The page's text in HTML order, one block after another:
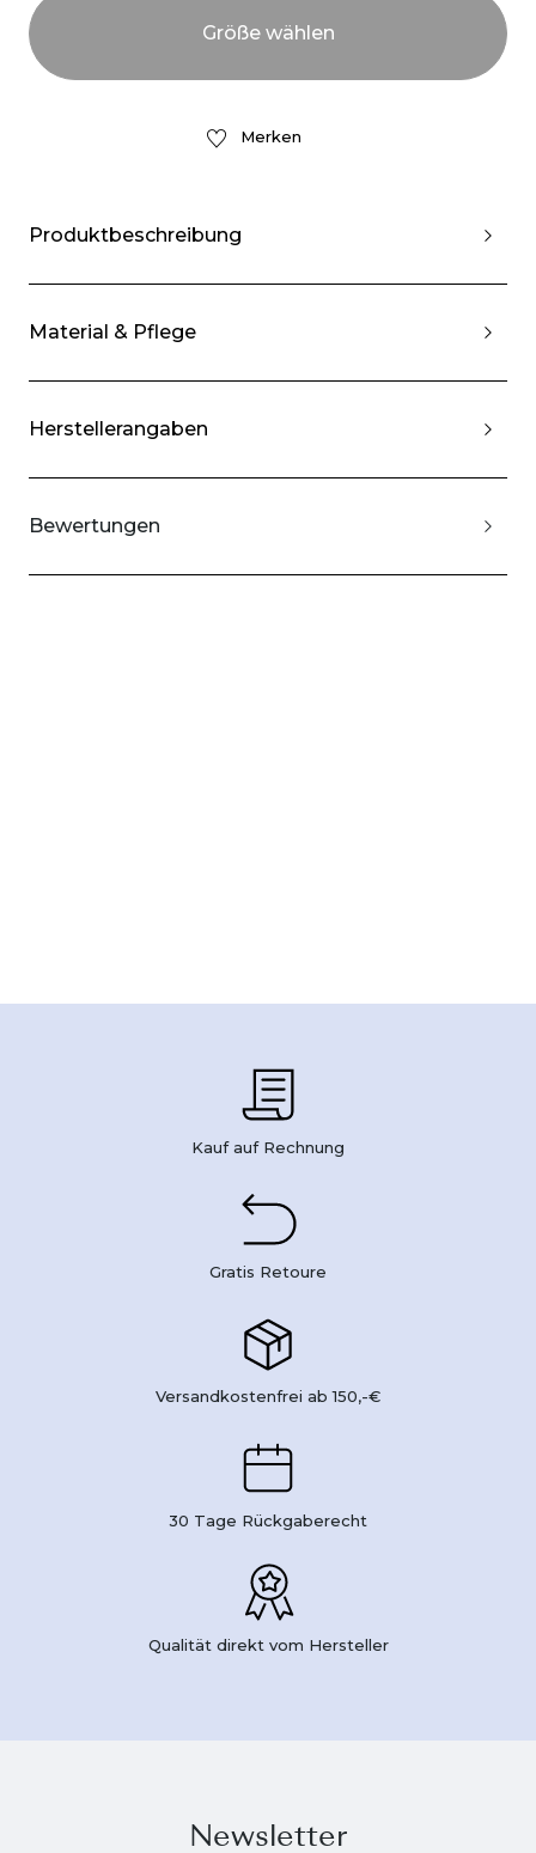
Merken
Produktbeschreibung
Material & Pflege
Herstellerangaben
Bewertungen
Kauf auf Rechnung
Gratis Retoure
Versandkostenfrei ab 150,-€
30 Tage Rückgaberecht
Qualität direkt vom Hersteller
Newsletter